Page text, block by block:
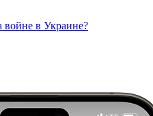
войне в Украине?